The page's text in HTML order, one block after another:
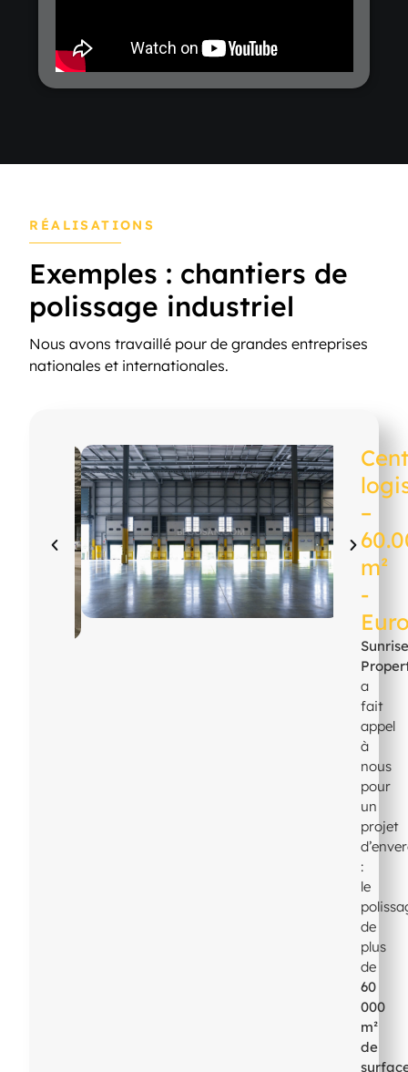
RÉALISATIONS
Exemples : chantiers de
polissage industriel
Nous avons travaillé pour de grandes entreprises
nationales et internationales.
–
m²
-
a
fait
appel
à
nous
pour
un
projet
:
le
de
plus
de
60
000
m²
de